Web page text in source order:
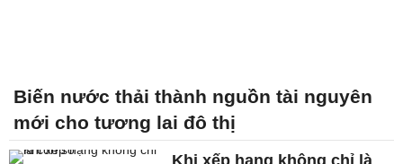
Biến nước thải thành nguồn tài nguyên
mới cho tương lai đô thị
Khi xếp hạng không chỉ là